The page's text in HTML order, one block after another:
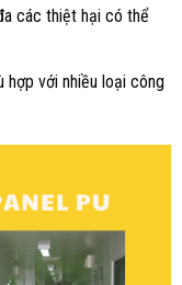
các thiệt hại có thể
hợp với nhiều loại công